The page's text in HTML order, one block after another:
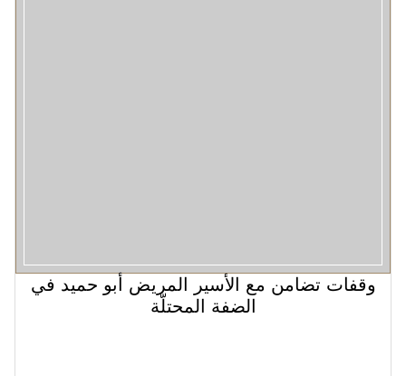
وقفات تضامن مع الأسير المريض أبو حميد في
الضفة المحتلّة